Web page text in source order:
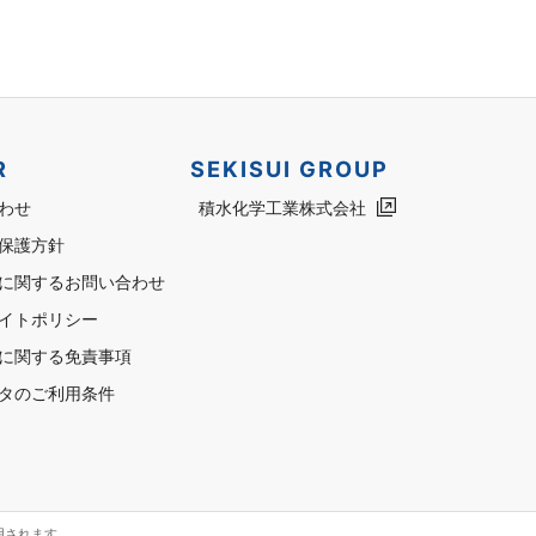
せ
護方針
関するお問い合わせ
トポリシー
関する免責事項
のご利用条件
SEKISUI GROUP
積水化学工業株式会社